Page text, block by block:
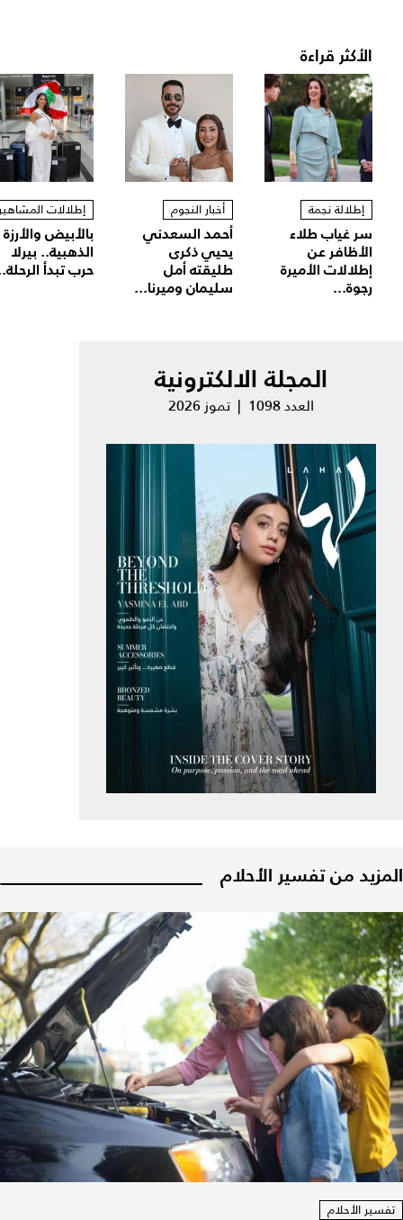
الأكثر قراءة
إطلالة نجمة
سر غياب طلاء
الأظافر عن
إطلالات الأميرة
رجوة...
أخبار النجوم
أحمد السعدني
يحيي ذكرى
طليقته أمل
سليمان وميرنا...
إطلالات
بالأبيض والأرزة
الذهبية.. بيرلا
حرب تبدأ
المجلة الالكترونية
العدد 1098 | تموز 2026
المزيد من تفسير الأحلام
تفسير الأحلام